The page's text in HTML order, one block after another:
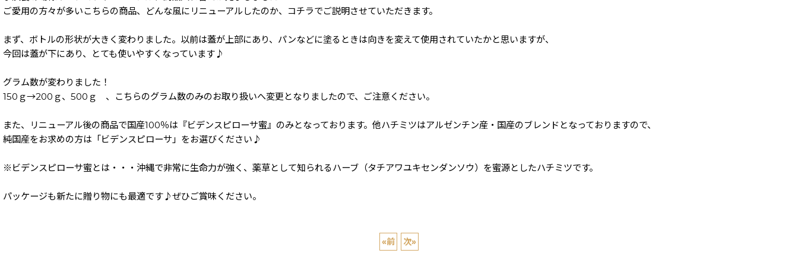
ご愛用の方々が多いこちらの商品、どんな風にリニューアルしたのか、コチラでご説明させていただきます。
まず、ボトルの形状が大きく変わりました。以前は蓋が上部にあり、パンなどに塗るときは向きを変えて使用されていたかと思いますが、
今回は蓋が下にあり、とても使いやすくなっています♪
グラム数が変わりました！
150ｇ→200ｇ、500ｇ 、こちらのグラム数のみのお取り扱いへ変更となりましたので、ご注意ください。
また、リニューアル後の商品で国産100％は『ビデンスピローサ蜜』のみとなっております。他ハチミツはアルゼンチン産・国産のブレンドとなっておりますので、
純国産をお求めの方は「ビデンスピローサ」をお選びください♪
※ビデンスピローサ蜜とは・・・沖縄で非常に生命力が強く、薬草として知られるハーブ（タチアワユキセンダンソウ）を蜜源としたハチミツです。
パッケージも新たに贈り物にも最適です♪ぜひご賞味ください。
«前 次»